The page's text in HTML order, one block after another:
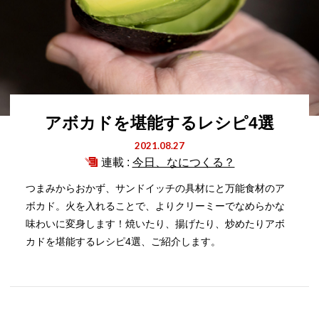
アボカドを堪能するレシピ4選
2021.08.27
連載 : 今日、なにつくる？
つまみからおかず、サンドイッチの具材にと万能食材のア
ボカド。火を入れることで、よりクリーミーでなめらかな
味わいに変身します！焼いたり、揚げたり、炒めたりアボ
カドを堪能するレシピ4選、ご紹介します。